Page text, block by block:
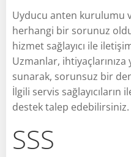
Uyducu anten kurulumu
herhangi bir sorunuz
hizmet sağlayıcı ile
Uzmanlar,
sunarak, sorunsuz bir
İlgili servis
destek talep edebilirsiniz.
SSS